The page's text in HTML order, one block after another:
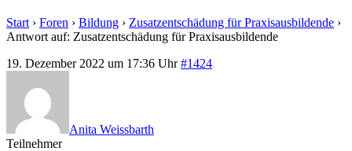
Start › Foren › Bildung › Zusatzentschädung für Praxisausbildende ›
Antwort auf: Zusatzentschädung für Praxisausbildende
19. Dezember 2022 um 17:36 Uhr #1424
Anita Weissbarth
Teilnehmer